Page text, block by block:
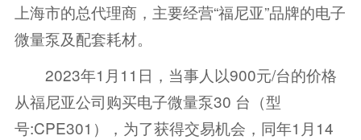
上海市的总代理商，主要经营“福尼亚”品牌的电子
微量泵及配套耗材。
2023年1月11日，当事人以900元/台的价格
从福尼亚公司购买电子微量泵30 台（型
号:CPE301），为了获得交易机会，同年1月14